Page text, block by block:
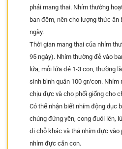
phải mang thai. Nhím thường
ban đêm, nên cho lượng thức ăn
ngày.
Thời gian mang thai của nhím
95 ngày). Nhím thường đẻ vào
lứa, mỗi lứa đẻ 1-3 con, thường
sinh bình quân 100 gr/con. Nhím
chịu đực và cho phối giống cho
Có thể nhận biết nhím động dục
chúng đứng yên, cong đuôi lên,
đi chỗ khác và thả nhím đực vào
nhím đực cắn con.